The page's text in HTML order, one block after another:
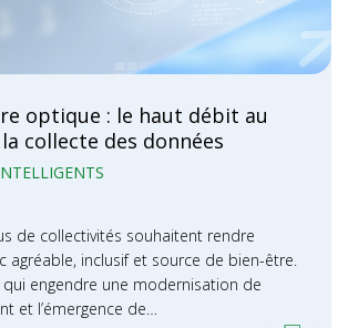
optique : le haut débit au
collecte des données
de collectivités souhaitent rendre
agréable, inclusif et source de bien-être.
engendre une modernisation de
et l’émergence de…